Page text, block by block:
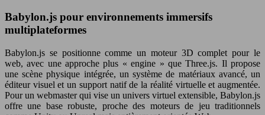
Babylon.js pour environnements immersifs
multiplateformes
Babylon.js se positionne comme un moteur 3D complet pour le
web, avec une approche plus « engine » que Three.js. Il propose
une scène physique intégrée, un système de matériaux avancé, un
éditeur visuel et un support natif de la réalité virtuelle et augmentée.
Pour un webmaster qui vise un univers virtuel extensible, Babylon.js
offre une base robuste, proche des moteurs de jeu traditionnels